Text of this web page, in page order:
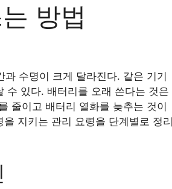
방법
수명이 크게 달라진다. 같은 기기
수 있다. 배터리를 오래 쓴다는 것은
줄이고 배터리 열화를 늦추는 것이
지키는 관리 요령을 단계별로 정리